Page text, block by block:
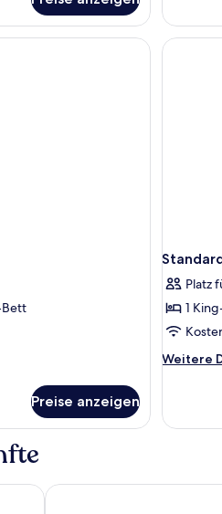
Bett
Preise anzeigen
Platz
1
Weitere
Weitere
King
Centre EastMOXY Frankfurt East